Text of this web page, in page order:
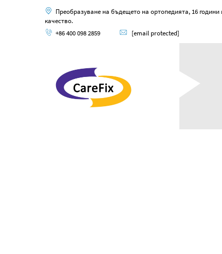
Преобразуване на бъдещето на ортопедията, 16
качество.
+86 400 098 2859
[email protected]